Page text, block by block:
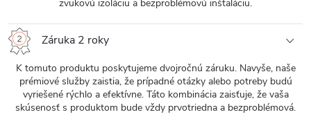
zvukovú izoláciu a bezproblémovú inštaláciu.
Záruka 2 roky
K tomuto produktu poskytujeme dvojročnú záruku. Navyše, naše
prémiové služby zaistia, že prípadné otázky alebo potreby budú
vyriešené rýchlo a efektívne. Táto kombinácia zaisťuje, že vaša
skúsenosť s produktom bude vždy prvotriedna a bezproblémová.